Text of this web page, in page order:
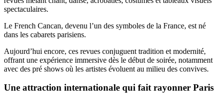
spectaculaires.
Le French Cancan, devenu l’un des symboles de la France, est né
dans les cabarets parisiens.
Aujourd’hui encore, ces revues conjuguent tradition et modernité,
offrant une expérience immersive dès le début de soirée, notamment
avec des pré shows où les artistes évoluent au milieu des convives.
Une attraction internationale qui fait rayonner Paris